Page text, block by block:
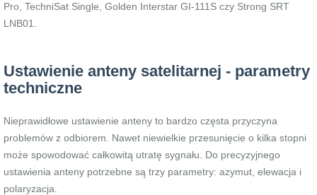
Pro, TechniSat Single, Golden Interstar GI-111S czy Strong SRT
LNB01.
Ustawienie anteny satelitarnej - parametry
techniczne
Nieprawidłowe ustawienie anteny to bardzo częsta przyczyna
problemów z odbiorem. Nawet niewielkie przesunięcie o kilka stopni
może spowodować całkowitą utratę sygnału. Do precyzyjnego
ustawienia anteny potrzebne są trzy parametry: azymut, elewacja i
polaryzacja.